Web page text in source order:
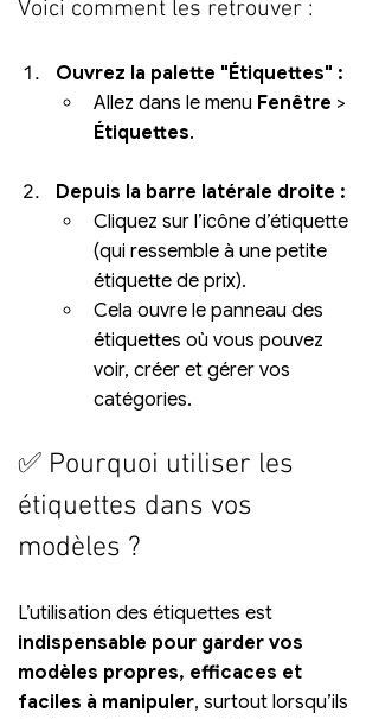
Voici comment les retrouver :
Ouvrez la palette "Étiquettes" :
Allez dans le menu Fenêtre >
Étiquettes.
Depuis la barre latérale droite :
Cliquez sur l’icône d’étiquette
(qui ressemble à une petite
étiquette de prix).
Cela ouvre le panneau des
étiquettes où vous pouvez
voir, créer et gérer vos
catégories.
✅ Pourquoi utiliser les
étiquettes dans vos
modèles ?
L’utilisation des étiquettes est
indispensable pour garder vos
modèles propres, efficaces et
faciles à manipuler, surtout lorsqu’ils